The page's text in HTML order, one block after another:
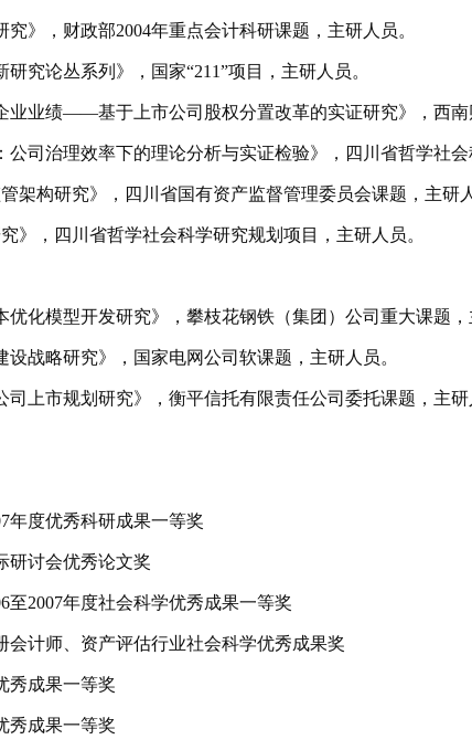
究》，财政部2004年重点会计科研课题，主研人员。
研究论丛系列》，国家“211”项目，主研人员。
业业绩——基于上市公司股权分置改革的实证研究》，西南
公司治理效率下的理论分析与实证检验》，四川省哲学社
架构研究》，四川省国有资产监督管理委员会课题，主研
》，四川省哲学社会科学研究规划项目，主研人员。
优化模型开发研究》，攀枝花钢铁（集团）公司重大课题，
设战略研究》，国家电网公司软课题，主研人员。
司上市规划研究》，衡平信托有限责任公司委托课题，主研
年度优秀科研成果一等奖
研讨会优秀论文奖
至2007年度社会科学优秀成果一等奖
会计师、资产评估行业社会科学优秀成果奖
秀成果一等奖
秀成果一等奖